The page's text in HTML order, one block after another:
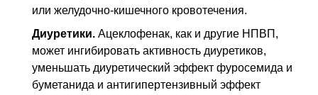
или желудочно-кишечного кровотечения.
Диуретики. Ацеклофенак, как и другие НПВП ,
может ингибировать активность диуретиков,
уменьшать диуретический эффект фуросемида и
буметанида и антигипертензивный эффект